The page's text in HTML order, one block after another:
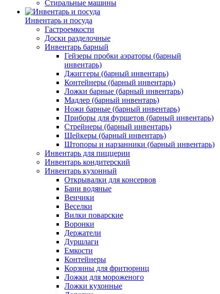
Стиральные машины
Инвентарь и посуда
Гастроемкости
Доски разделочные
Инвентарь барный
Гейзеры пробки аэраторы (барный
инвентарь)
Джиггеры (барный инвентарь)
Контейнеры (барный инвентарь)
Ложки барные (барный инвентарь)
Мадлер (барный инвентарь)
Ножи барные (барный инвентарь)
Приборы для фуршетов (барный инвентарь)
Стрейнеры (барный инвентарь)
Шейкеры (барный инвентарь)
Штопоры и нарзанники (барный инвентарь)
Инвентарь для пиццерии
Инвентарь кондитерский
Инвентарь кухонный
Открывалки для консервов
Бани водяные
Венчики
Веселки
Вилки поварские
Воронки
Держатели
Дуршлаги
Емкости
Контейнеры
Корзины для фритюрниц
Ложки для мороженого
Ложки кухонные